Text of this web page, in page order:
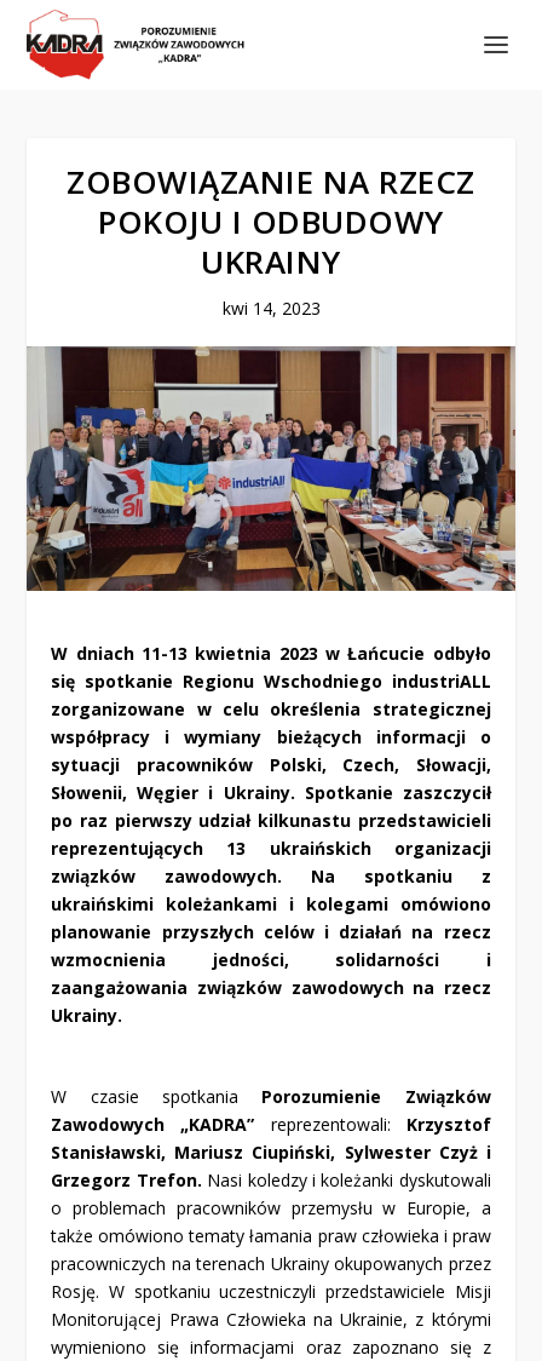
ZOBOWIĄZANIE NA RZECZ
POKOJU I ODBUDOWY
UKRAINY
kwi 14, 2023
W dniach 11-13 kwietnia 2023 w Łańcucie odbyło
się spotkanie Regionu Wschodniego industriALL
zorganizowane w celu określenia strategicznej
współpracy i wymiany bieżących informacji o
sytuacji pracowników Polski, Czech, Słowacji,
Słowenii, Węgier i Ukrainy. Spotkanie zaszczycił
po raz pierwszy udział kilkunastu przedstawicieli
reprezentujących 13 ukraińskich organizacji
związków zawodowych. Na spotkaniu z
ukraińskimi koleżankami i kolegami omówiono
planowanie przyszłych celów i działań na rzecz
wzmocnienia jedności, solidarności i
zaangażowania związków zawodowych na rzecz
Ukrainy.
W czasie spotkania Porozumienie Związków
Zawodowych „KADRA” reprezentowali: Krzysztof
Stanisławski, Mariusz Ciupiński, Sylwester Czyż i
Grzegorz Trefon. Nasi koledzy i koleżanki dyskutowali
o problemach pracowników przemysłu w Europie, a
także omówiono tematy łamania praw człowieka i praw
pracowniczych na terenach Ukrainy okupowanych przez
Rosję. W spotkaniu uczestniczyli przedstawiciele Misji
Monitorującej Prawa Człowieka na Ukrainie, z którymi
wymieniono się informacjami oraz zapoznano się z